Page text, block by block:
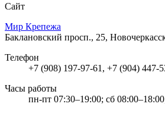
Сайт
Мир Крепежа
Баклановский просп., 25,
Телефон
+7 (908) 197-97-61, +7 (904) 447-
Часы работы
пн-пт 07:30–19:00; сб